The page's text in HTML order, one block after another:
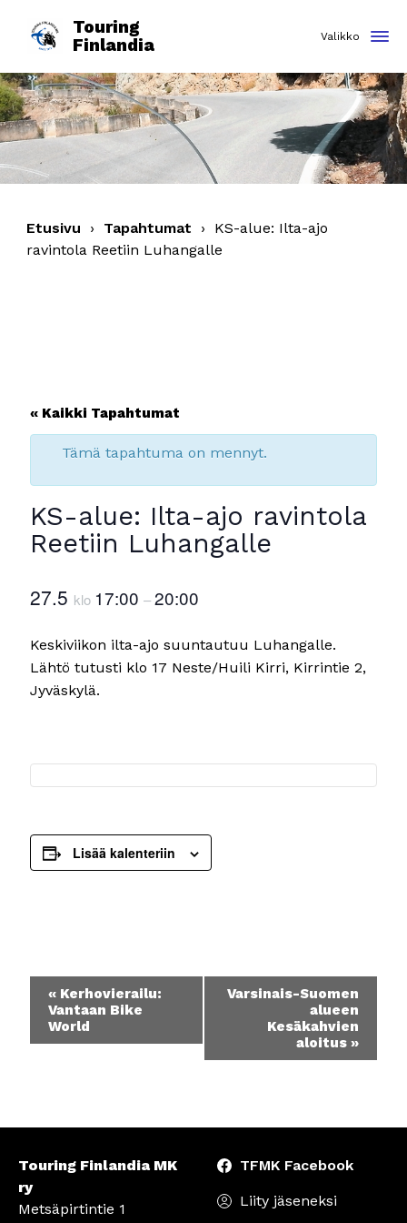
Touring
Finlandia
Etusivu › Tapahtumat › KS-alue: Ilta-ajo
ravintola Reetiin Luhangalle
« Kaikki Tapahtumat
Tämä tapahtuma on mennyt.
KS-alue: Ilta-ajo ravintola
Reetiin Luhangalle
27.5 klo 17:00–20:00
Keskiviikon ilta-ajo suuntautuu Luhangalle.
Lähtö tutusti klo 17 Neste/Huili Kirri, Kirrintie 2,
Jyväskylä.
Lisää kalenteriin
Tapahtuma
navigointi
« Kerhovierailu:
Vantaan Bike
World
Varsinais-Suomen
alueen
Kesäkahvien
aloitus »
Touring Finlandia MK
ry
Metsäpirtintie 1
TFMK Facebook
Liity jäseneksi